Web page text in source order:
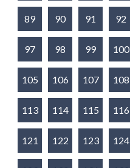
89 90 91 92
97 98 99 100
105 106 107 108
113 114 115 116
121 122 123 124